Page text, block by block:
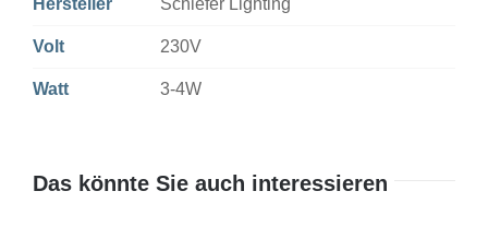
Volt 230V
Watt 3-4W
Das könnte Sie auch interessieren